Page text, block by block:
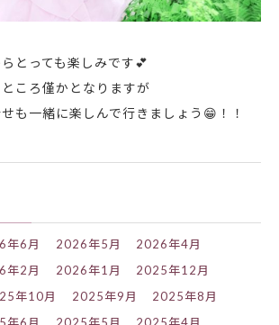
とっても楽しみです💕
ころ僅かとなりますが
も一緒に楽しんで行きましょう😁！！
年6月 2026年5月
2026年4月
年2月 2026年1月
2025年12月
年10月 2025年9月
2025年8月